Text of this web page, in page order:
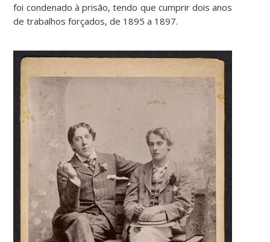
foi condenado à prisão, tendo que cumprir dois anos
de trabalhos forçados, de 1895 a 1897.